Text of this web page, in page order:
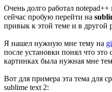
Очень долго работал notepad++
сейчас пробую перейти на
привык к этой теме и в другой
Я нашел нужную мне тему на
после установки понял что это
картинках была нужная мне
Вот для примера эта тема для
sublime text 2: